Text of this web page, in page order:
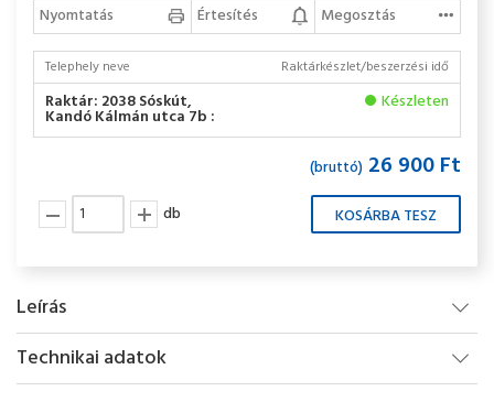
Nyomtatás
Értesítés Megosztás
Telephely neve Raktárkészlet/beszerzési idő
Raktár: 2038 Sóskút,
Kandó Kálmán utca 7b :
Készleten
(bruttó) 26 900 Ft
db
Leírás
Technikai adatok